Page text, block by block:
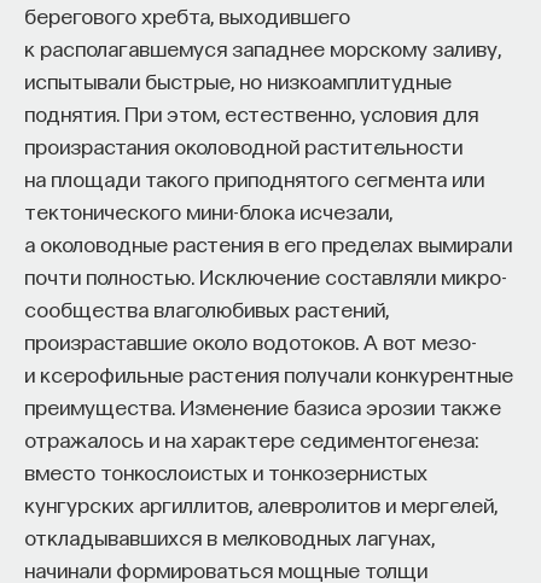
берегового хребта, выходившего
к располагавшемуся западнее морскому заливу,
испытывали быстрые, но низкоамплитудные
поднятия. При этом, естественно, условия для
произрастания околоводной растительности
на площади такого приподнятого сегмента или
тектонического мини-блока исчезали,
а околоводные растения в его пределах вымирали
почти полностью. Исключение составляли микро-
сообщества влаголюбивых растений,
произраставшие около водотоков. А вот мезо-
и ксерофильные растения получали конкурентные
преимущества. Изменение базиса эрозии также
отражалось и на характере седиментогенеза:
вместо тонкослоистых и тонкозернистых
кунгурских аргиллитов, алевролитов и мергелей,
откладывавшихся в мелководных лагунах,
начинали формироваться мощные толщи